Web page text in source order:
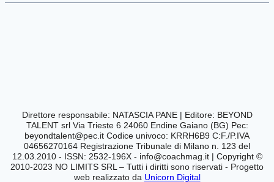
Direttore responsabile: NATASCIA PANE | Editore: BEYOND
TALENT srl Via Trieste 6 24060 Endine Gaiano (BG) Pec:
beyondtalent@pec.it Codice univoco: KRRH6B9 C:F./P.IVA
04656270164 Registrazione Tribunale di Milano n. 123 del
12.03.2010 - ISSN: 2532-196X - info@coachmag.it| Copyright ©
2010-2023 NO LIMITS SRL – Tutti i diritti sono riservati - Progetto
web realizzato da Unicorn Digital